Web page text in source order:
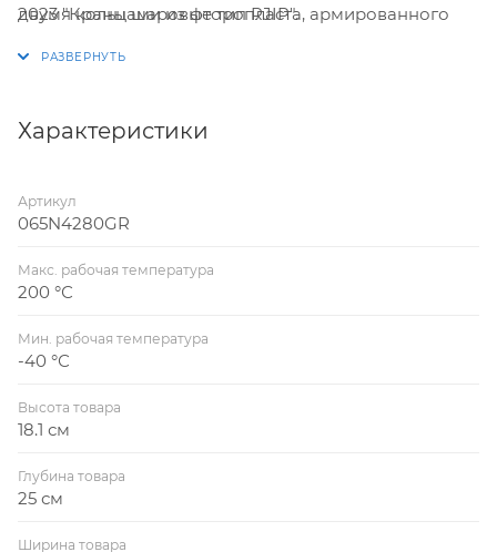
двумя кольцами из фторопласта, армированного
2023 "Краны шаровые тип RJIP".
Характеристики
Артикул
065N4280GR
Макс. рабочая температура
200 °С
Мин. рабочая температура
-40 °С
Высота товара
18.1 см
Глубина товара
25 см
Ширина товара